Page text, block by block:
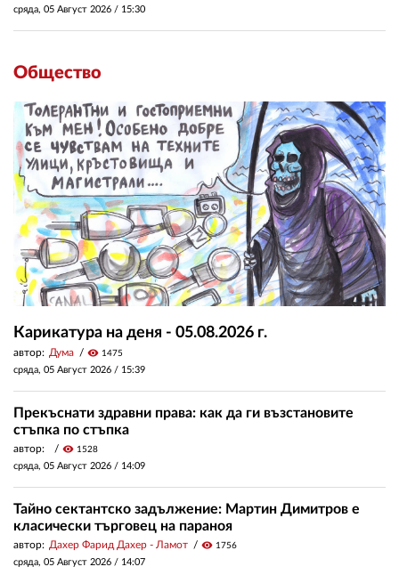
сряда, 05 Август 2026 / 15:30
Общество
Карикатура на деня - 05.08.2026 г.
автор: Дума visibility 1475
сряда, 05 Август 2026 / 15:39
Прекъснати здравни права: как да ги възстановите
стъпка по стъпка
автор: visibility 1528
сряда, 05 Август 2026 / 14:09
Тайно сектантско задължение: Мартин Димитров е
класически търговец на параноя
автор: Дахер Фарид Дахер - Ламот visibility 1756
сряда, 05 Август 2026 / 14:07